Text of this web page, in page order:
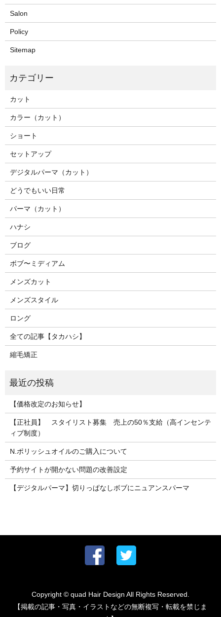
Salon
Policy
Sitemap
カット
カラー（カット）
ショート
セットアップ
デジタルパーマ（カット）
どうでもいい日常
パーマ（カット）
ハナシ
ブログ
ボブ〜ミディアム
メンズカット
メンズスタイル
ロング
全ての記事【タカハシ】
縮毛矯正
【価格改定のお知らせ】
【正社員】 スタイリスト募集 売上の50％支給（高インセンテ
ィブ制度）
N.ポリッシュオイルのご購入について
予約サイトが開かない問題の改善設定
【デジタルパーマ】切りっぱなしボブにニュアンスパーマ
Copyright © quad Hair Design All Rights Reserved.
【掲載の記事・写真・イラストなどの無断複写・転載を禁じま